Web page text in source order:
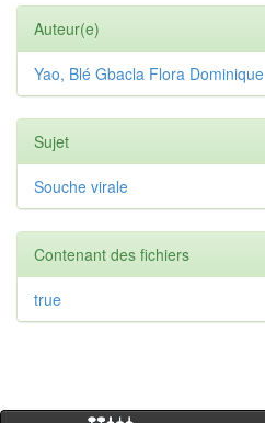
Auteur(e)
Yao, Blé Gbacla Flora Dominique
Sujet
Souche virale
Contenant des fichiers
true